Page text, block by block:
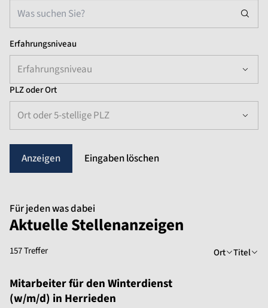
Erfahrungsniveau
Erfahrungsniveau
PLZ oder Ort
Ort oder 5-stellige PLZ
Eingaben löschen
Für jeden was dabei
Aktuelle Stellenanzeigen
157 Treffer Ort Titel
Mitarbeiter für den Winterdienst
(w/m/d) in Herrieden